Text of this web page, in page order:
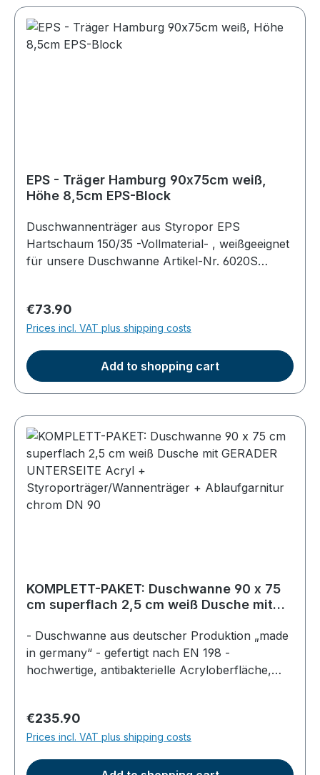
EPS - Träger Hamburg 90x75cm weiß,
Höhe 8,5cm EPS-Block
Duschwannenträger aus Styropor EPS
Hartschaum 150/35 -Vollmaterial- , weißgeeignet
für unsere Duschwanne Artikel-Nr. 6020S
umlaufend 1,5cm kleiner als das Duschbecken
(Platz für die Befliesung)Gesamthöhe mit
Duschwanne 14cmeinfache Befliesung,
Wärmedämmung, vollflächige Auflage
Regular price:
€73.90
Prices incl. VAT plus shipping costs
Add to shopping cart
KOMPLETT-PAKET: Duschwanne 90 x 75
cm superflach 2,5 cm weiß Dusche mit
Styroporträger/Wannenträger +
Ablaufgarnitur chrom DN 90
- Duschwanne aus deutscher Produktion „made
in germany“ - gefertigt nach EN 198 -
hochwertige, antibakterielle Acryloberfläche,
Dusche ca. 5,5cm - mit gerader EPS Unterseite
zum direkten Aufkleben geeignet (nicht für
Fußgestelle einsetzbar) - Ablaufgarnitur für
Regular price:
€235.90
Prices incl. VAT plus shipping costs